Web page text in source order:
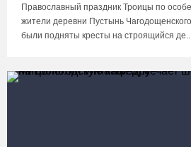
Православный праздник Троицы по
жители деревни Пустынь
были подняты кресты на строящийся